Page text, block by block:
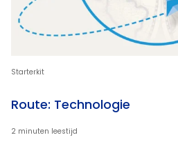
Route: Technologie
Starterkit
2 minuten leestijd